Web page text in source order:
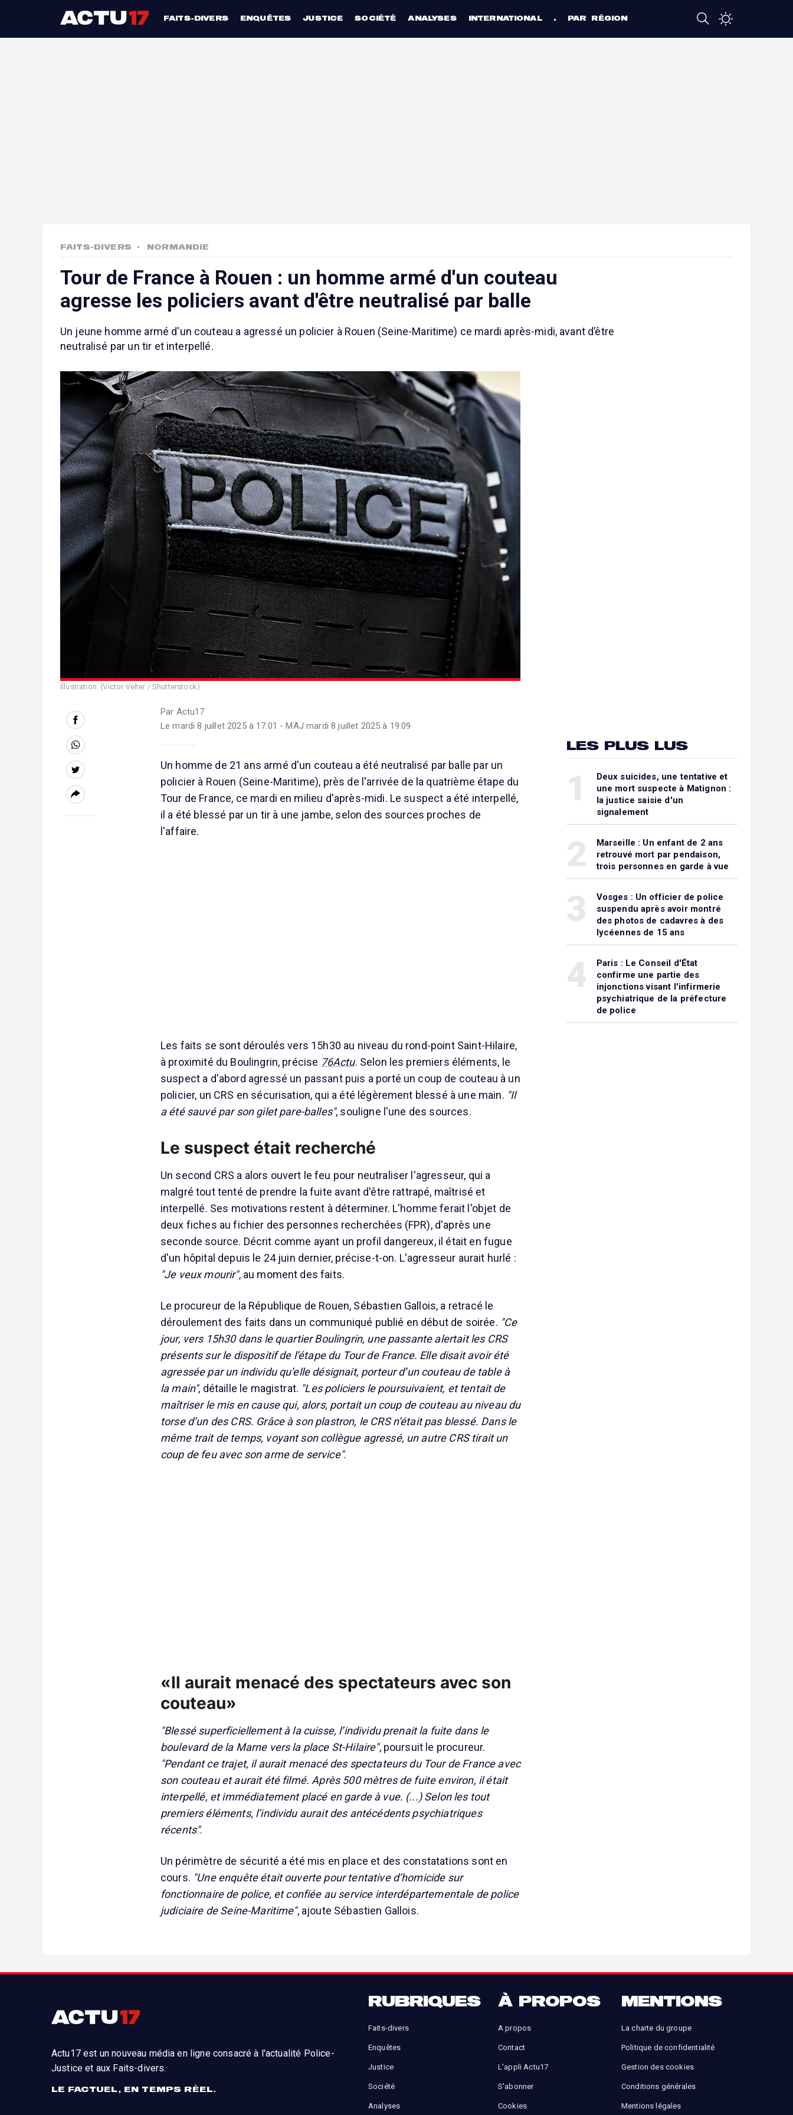
FAITS-DIVERS ENQUÊTES JUSTICE SOCIÉTÉ ANALYSES INTERNATIONAL PAR RÉGION
FAITS-DIVERS NORMANDIE
Tour de France à Rouen : un homme armé d'un couteau
agresse les policiers avant d'être neutralisé par balle
Un jeune homme armé d'un couteau a agressé un policier à Rouen (Seine-Maritime) ce mardi après-midi, avant d’être
neutralisé par un tir et interpellé.
Illustration. (Victor Velter / Shutterstock)
Par Actu17
Le mardi 8 juillet 2025 à 17:01 - MAJ mardi 8 juillet 2025 à 19:09
Un homme de 21 ans armé d'un couteau a été neutralisé par balle par un
policier à Rouen (Seine-Maritime), près de l'arrivée de la quatrième étape du
Tour de France, ce mardi en milieu d'après-midi. Le suspect a été interpellé,
il a été blessé par un tir à une jambe, selon des sources proches de
l'affaire.
Les faits se sont déroulés vers 15h30 au niveau du rond-point Saint-Hilaire,
à proximité du Boulingrin, précise 76Actu. Selon les premiers éléments, le
suspect a d'abord agressé un passant puis a porté un coup de couteau à un
policier, un CRS en sécurisation, qui a été légèrement blessé à une main. "Il
a été sauvé par son gilet pare-balles", souligne l'une des sources.
Le suspect était recherché
Un second CRS a alors ouvert le feu pour neutraliser l'agresseur, qui a
malgré tout tenté de prendre la fuite avant d'être rattrapé, maîtrisé et
interpellé. Ses motivations restent à déterminer. L'homme ferait l'objet de
deux fiches au fichier des personnes recherchées (FPR), d'après une
seconde source. Décrit comme ayant un profil dangereux, il était en fugue
d'un hôpital depuis le 24 juin dernier, précise-t-on. L'agresseur aurait hurlé :
"Je veux mourir", au moment des faits.
Le procureur de la République de Rouen, Sébastien Gallois, a retracé le
déroulement des faits dans un communiqué publié en début de soirée. "Ce
jour, vers 15h30 dans le quartier Boulingrin, une passante alertait les CRS
présents sur le dispositif de l’étape du Tour de France. Elle disait avoir été
agressée par un individu qu’elle désignait, porteur d’un couteau de table à
la main", détaille le magistrat. "Les policiers le poursuivaient, et tentait de
maîtriser le mis en cause qui, alors, portait un coup de couteau au niveau du
torse d’un des CRS. Grâce à son plastron, le CRS n’était pas blessé. Dans le
même trait de temps, voyant son collègue agressé, un autre CRS tirait un
coup de feu avec son arme de service".
«Il aurait menacé des spectateurs avec son
couteau»
"Blessé superficiellement à la cuisse, l’individu prenait la fuite dans le
boulevard de la Marne vers la place St-Hilaire", poursuit le procureur.
"Pendant ce trajet, il aurait menacé des spectateurs du Tour de France avec
son couteau et aurait été filmé. Après 500 mètres de fuite environ, il était
interpellé, et immédiatement placé en garde à vue. (...) Selon les tout
premiers éléments, l’individu aurait des antécédents psychiatriques
récents".
Un périmètre de sécurité a été mis en place et des constatations sont en
cours. "Une enquête était ouverte pour tentative d’homicide sur
fonctionnaire de police, et confiée au service interdépartementale de police
judiciaire de Seine-Maritime", ajoute Sébastien Gallois.
LES PLUS LUS
Deux suicides, une tentative et
une mort suspecte à Matignon :
la justice saisie d'un
signalement
Marseille : Un enfant de 2 ans
retrouvé mort par pendaison,
trois personnes en garde à vue
Vosges : Un officier de police
suspendu après avoir montré
des photos de cadavres à des
lycéennes de 15 ans
Paris : Le Conseil d'État
confirme une partie des
injonctions visant l'infirmerie
psychiatrique de la préfecture
de police
Actu17 est un nouveau média en ligne consacré à l'actualité Police-
Justice et aux Faits-divers.
LE FACTUEL, EN TEMPS RÉEL.
RUBRIQUES
Faits-divers
Enquêtes
Justice
Société
Analyses
À PROPOS
A propos
Contact
L'appli Actu17
S'abonner
Cookies
MENTIONS
La charte du groupe
Politique de confidentialité
Gestion des cookies
Conditions générales
Mentions légales